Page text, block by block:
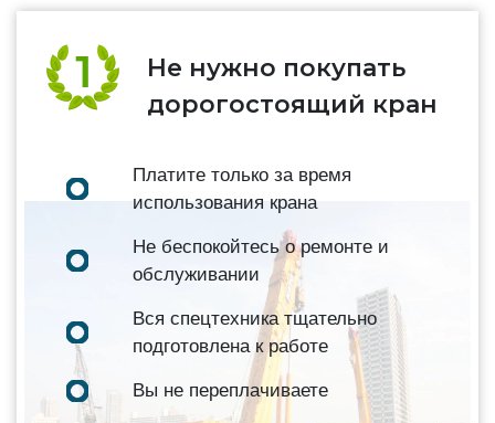
Не нужно покупать
дорогостоящий кран
Платите только за время
использования крана
Не беспокойтесь о ремонте и
обслуживании
Вся спецтехника тщательно
подготовлена к работе
Вы не переплачиваете